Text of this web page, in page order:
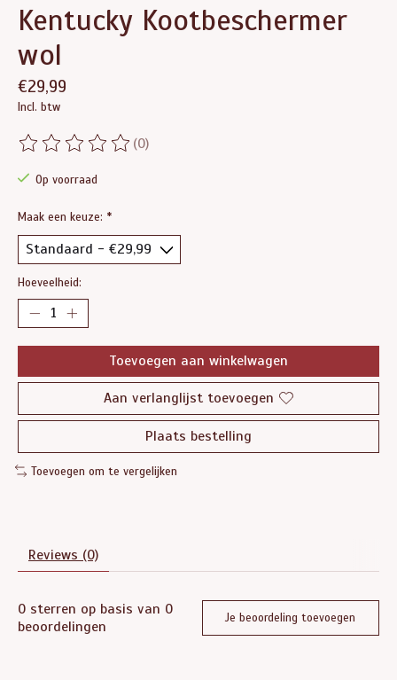
Kentucky Kootbeschermer
wol
€29,99
Incl. btw
De beoordeling van dit product is
(0)
Op voorraad
Maak een keuze: *
Hoeveelheid:
Toevoegen aan winkelwagen
Aan verlanglijst toevoegen
Plaats bestelling
Toevoegen om te vergelijken
Reviews (0)
0 sterren op basis van 0
beoordelingen
Je beoordeling toevoegen